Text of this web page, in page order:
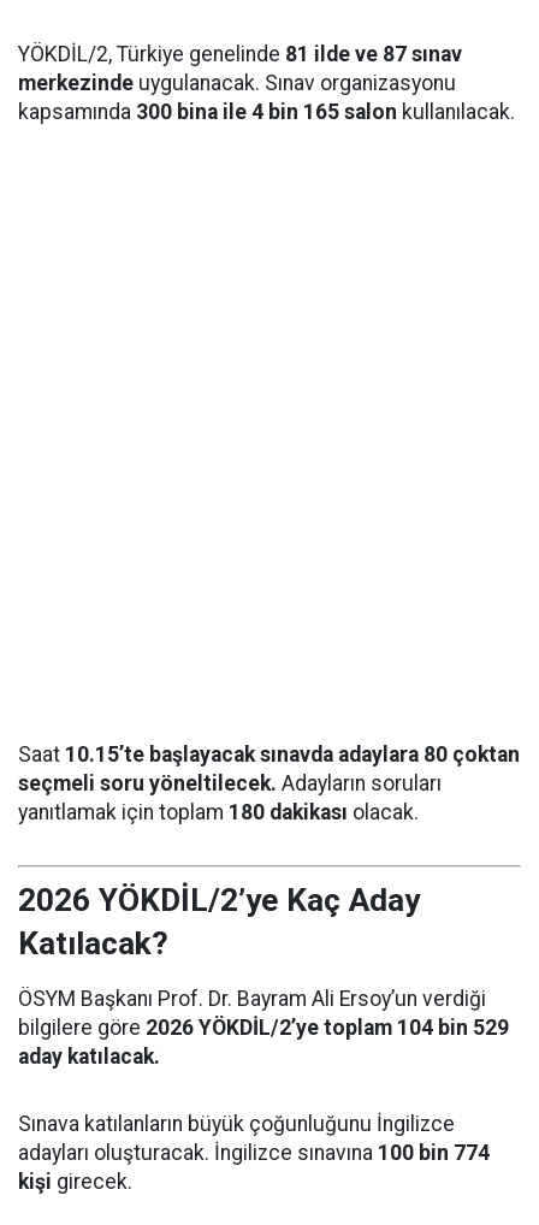
YÖKDİL/2, Türkiye genelinde 81 ilde ve 87 sınav
merkezinde uygulanacak. Sınav organizasyonu
kapsamında 300 bina ile 4 bin 165 salon kullanılacak.
Saat 10.15’te başlayacak sınavda adaylara 80 çoktan
seçmeli soru yöneltilecek. Adayların soruları
yanıtlamak için toplam 180 dakikası olacak.
2026 YÖKDİL/2’ye Kaç Aday
Katılacak?
ÖSYM Başkanı Prof. Dr. Bayram Ali Ersoy’un verdiği
bilgilere göre 2026 YÖKDİL/2’ye toplam 104 bin 529
aday katılacak.
Sınava katılanların büyük çoğunluğunu İngilizce
adayları oluşturacak. İngilizce sınavına 100 bin 774
kişi girecek.